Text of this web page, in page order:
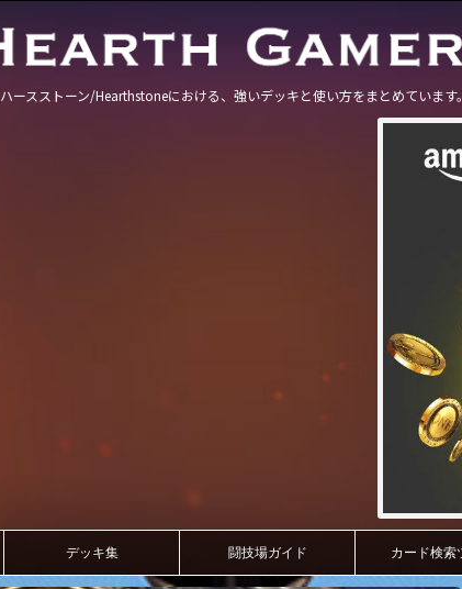
ハースストーン/Hearthstoneにおける、強いデッキと使い方をまとめています。
デッキ集 闘技場ガイド カード検索